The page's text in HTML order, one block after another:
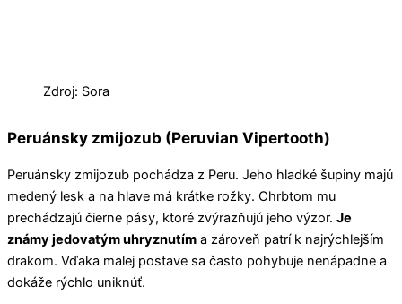
Zdroj: Sora
Peruánsky zmijozub (Peruvian Vipertooth)
Peruánsky zmijozub pochádza z Peru. Jeho hladké šupiny majú
medený lesk a na hlave má krátke rožky. Chrbtom mu
prechádzajú čierne pásy, ktoré zvýrazňujú jeho výzor. Je
známy jedovatým uhryznutím a zároveň patrí k najrýchlejším
drakom. Vďaka malej postave sa často pohybuje nenápadne a
dokáže rýchlo uniknúť.